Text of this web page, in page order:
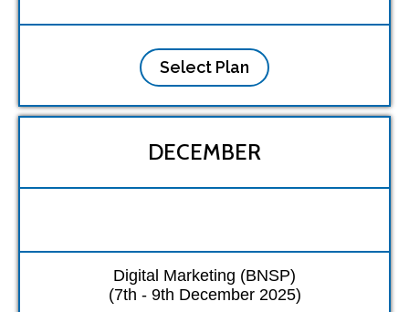
Select Plan
DECEMBER
Digital Marketing (BNSP)
(7th - 9th December 2025)